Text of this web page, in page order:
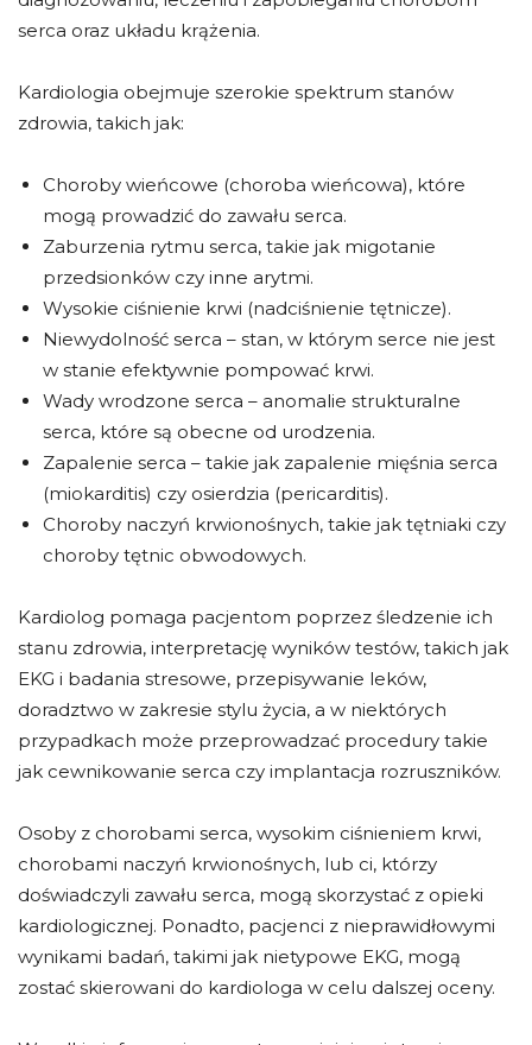
serca oraz układu krążenia.
Kardiologia obejmuje szerokie spektrum stanów
zdrowia, takich jak:
Choroby wieńcowe (choroba wieńcowa), które
mogą prowadzić do zawału serca.
Zaburzenia rytmu serca, takie jak migotanie
przedsionków czy inne arytmi.
Wysokie ciśnienie krwi (nadciśnienie tętnicze).
Niewydolność serca – stan, w którym serce nie jest
w stanie efektywnie pompować krwi.
Wady wrodzone serca – anomalie strukturalne
serca, które są obecne od urodzenia.
Zapalenie serca – takie jak zapalenie mięśnia serca
(miokarditis) czy osierdzia (pericarditis).
Choroby naczyń krwionośnych, takie jak tętniaki czy
choroby tętnic obwodowych.
Kardiolog pomaga pacjentom poprzez śledzenie ich
stanu zdrowia, interpretację wyników testów, takich jak
EKG i badania stresowe, przepisywanie leków,
doradztwo w zakresie stylu życia, a w niektórych
przypadkach może przeprowadzać procedury takie
jak cewnikowanie serca czy implantacja rozruszników.
Osoby z chorobami serca, wysokim ciśnieniem krwi,
chorobami naczyń krwionośnych, lub ci, którzy
doświadczyli zawału serca, mogą skorzystać z opieki
kardiologicznej. Ponadto, pacjenci z nieprawidłowymi
wynikami badań, takimi jak nietypowe EKG, mogą
zostać skierowani do kardiologa w celu dalszej oceny.